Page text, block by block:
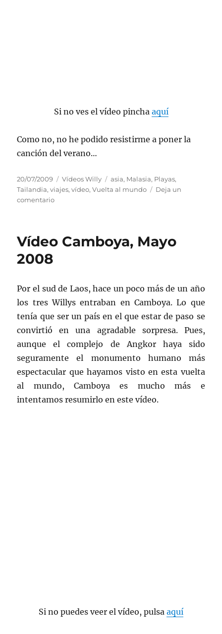
Si no ves el vídeo pincha aquí
Como no, no he podido resistirme a poner la
canción del verano…
Publicado
el
20/07/2009 Categorías
Vídeos Willy Etiquetas
asia, Malasia, Playas,
Tailandia,viajes,vídeo,Vuelta al mundo
Deja un
comentarioen
Junio
Vídeo Camboya, Mayo
2008
Por el sud de Laos, hace un poco más de un año
los tres Willys entraban en Camboya. Lo que
tenía que ser un país en el que estar de paso se
convirtió en una agradable sorpresa. Pues,
aunque el complejo de Angkor haya sido
seguramente el monumento humano más
espectacular que hayamos visto en esta vuelta
al mundo, Camboya es mucho más e
intentamos resumirlo en este vídeo.
Si no puedes veer el vídeo, pulsa aquí